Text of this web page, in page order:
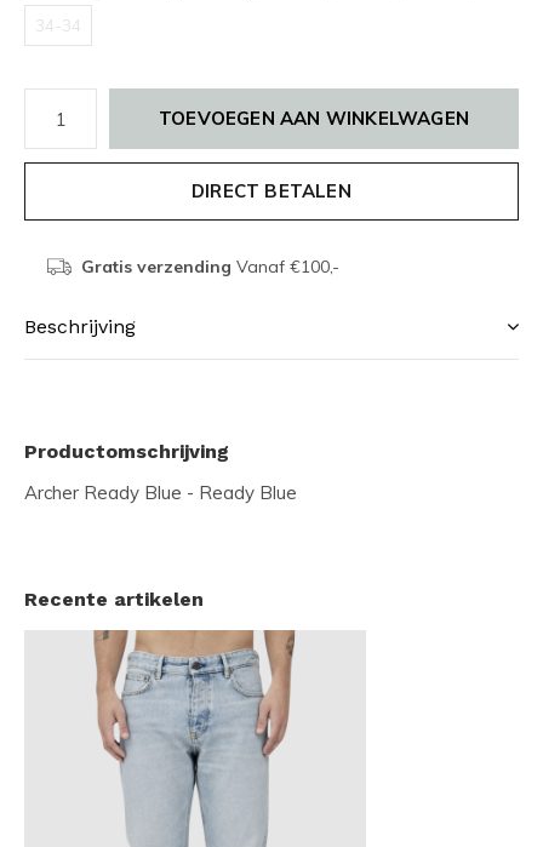
34-34
TOEVOEGEN AAN WINKELWAGEN
DIRECT BETALEN
Gratis verzending Vanaf €100,-
Beschrijving
Productomschrijving
Archer Ready Blue - Ready Blue
Recente artikelen